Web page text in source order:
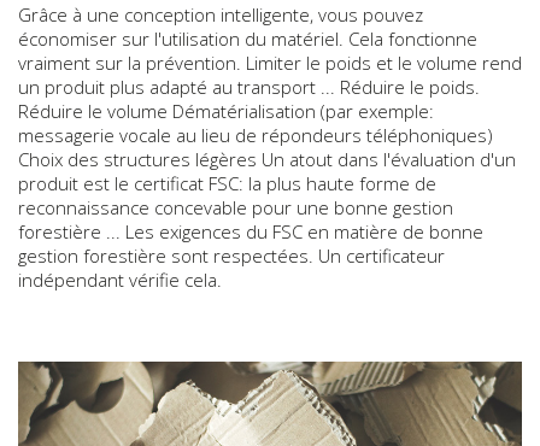
Grâce à une conception intelligente, vous pouvez
économiser sur l'utilisation du matériel. Cela fonctionne
vraiment sur la prévention. Limiter le poids et le volume rend
un produit plus adapté au transport ... Réduire le poids.
Réduire le volume Dématérialisation (par exemple:
messagerie vocale au lieu de répondeurs téléphoniques)
Choix des structures légères Un atout dans l'évaluation d'un
produit est le certificat FSC: la plus haute forme de
reconnaissance concevable pour une bonne gestion
forestière ... Les exigences du FSC en matière de bonne
gestion forestière sont respectées. Un certificateur
indépendant vérifie cela.